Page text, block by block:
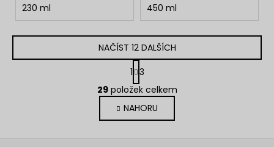
230 ml 450 ml
O
v
l
á
d
NAČÍST 12 DALŠÍCH
S
t
r
á
n
k
o
1 3
29položek celkem
NAHORU